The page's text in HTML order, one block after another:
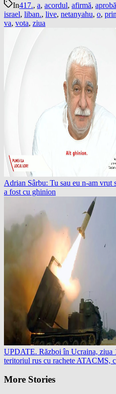
In417., a, acordul, afirmă, aprobă
israel, liban., live, netanyahu, o,
va, vota, ziua
Adrian Sârbu: Tu sau eu n-am vrut
a fost cu ghinion
UPDATE. Război în Ucraina, ziua
teritoriul rus cu rachete ATACMS,
More Stories